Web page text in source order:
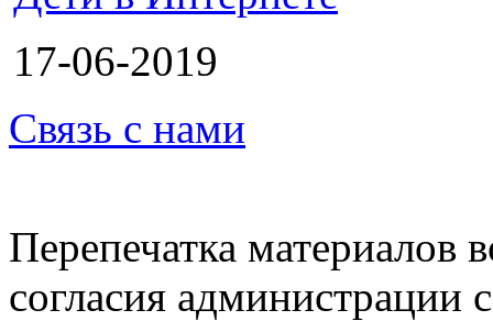
17-06-2019
Связь с нами
Перепечатка материалов
согласия администрации